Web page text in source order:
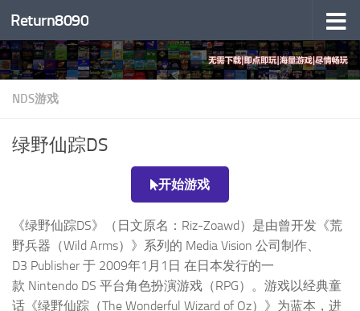
跳至内容
Return8090
NDS游戏
绿野仙踪DS
开始游戏
《绿野仙踪DS》（日文原名：Riz-Zoawd）是由曾开发《荒
野兵器（Wild Arms）》系列的 Media Vision 公司制作、
D3 Publisher 于 2009年1月1日 在日本发行的一
款 Nintendo DS 平台角色扮演游戏（RPG）。游戏以经典童
话《绿野仙踪（The Wonderful Wizard of Oz）》为蓝本，进